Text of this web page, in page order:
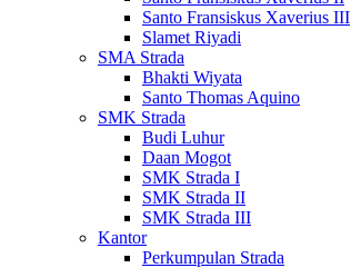
Santo Fransiskus Xaverius III
Slamet Riyadi
SMA Strada
Bhakti Wiyata
Santo Thomas Aquino
SMK Strada
Budi Luhur
Daan Mogot
SMK Strada I
SMK Strada II
SMK Strada III
Kantor
Perkumpulan Strada